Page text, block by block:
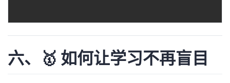
六、🥇 如何让学习不再盲目